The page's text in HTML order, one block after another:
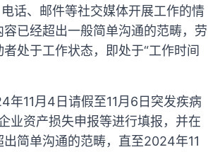
话、邮件等社交媒体开展工作的情
已经超出一般简单沟通的范畴，劳
处于工作状态，即处于“工作时间
年11月4日请假至11月6日突发疾病
业资产损失申报等进行填报，并在
简单沟通的范畴，直至2024年11